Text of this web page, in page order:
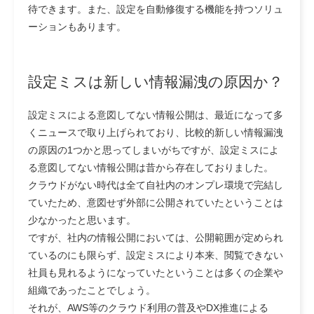
待できます。また、設定を自動修復する機能を持つソリュ
ーションもあります。
設定ミスは新しい情報漏洩の原因か？
設定ミスによる意図してない情報公開は、最近になって多
くニュースで取り上げられており、比較的新しい情報漏洩
の原因の1つかと思ってしまいがちですが、設定ミスによ
る意図してない情報公開は昔から存在しておりました。
クラウドがない時代は全て自社内のオンプレ環境で完結し
ていたため、意図せず外部に公開されていたということは
少なかったと思います。
ですが、社内の情報公開においては、公開範囲が定められ
ているのにも限らず、設定ミスにより本来、閲覧できない
社員も見れるようになっていたということは多くの企業や
組織であったことでしょう。
それが、AWS等のクラウド利用の普及やDX推進による